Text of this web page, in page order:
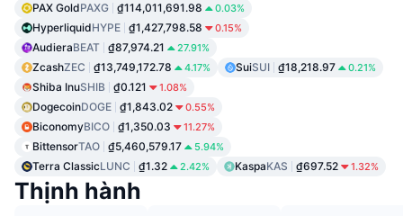
PAX GoldPAXG ₫114,011,691.98 0.03%
HyperliquidHYPE ₫1,427,798.58 0.15%
AudieraBEAT ₫87,974.21 27.91%
ZcashZEC ₫13,749,172.78 4.17% SuiSUI ₫18,218.97 0.21%
Shiba InuSHIB ₫0.121 1.08%
DogecoinDOGE ₫1,843.02 0.55%
BiconomyBICO ₫1,350.03 11.27%
BittensorTAO ₫5,460,579.17 5.94%
Terra ClassicLUNC ₫1.32 2.42% KaspaKAS ₫697.52 1.32%
Thịnh hành